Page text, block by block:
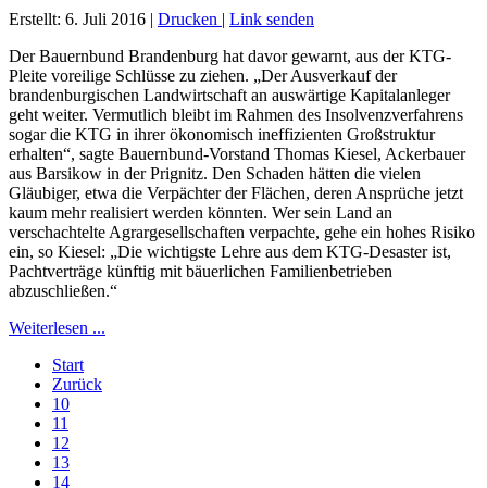
Erstellt: 6. Juli 2016 | Drucken | Link senden
Der Bauernbund Brandenburg hat davor gewarnt, aus der KTG-
Pleite voreilige Schlüsse zu ziehen. „Der Ausverkauf der
brandenburgischen Landwirtschaft an auswärtige Kapitalanleger
geht weiter. Vermutlich bleibt im Rahmen des Insolvenzverfahrens
sogar die KTG in ihrer ökonomisch ineffizienten Großstruktur
erhalten“, sagte Bauernbund-Vorstand Thomas Kiesel, Ackerbauer
aus Barsikow in der Prignitz. Den Schaden hätten die vielen
Gläubiger, etwa die Verpächter der Flächen, deren Ansprüche jetzt
kaum mehr realisiert werden könnten. Wer sein Land an
verschachtelte Agrargesellschaften verpachte, gehe ein hohes Risiko
ein, so Kiesel: „Die wichtigste Lehre aus dem KTG-Desaster ist,
Pachtverträge künftig mit bäuerlichen Familienbetrieben
abzuschließen.“
Weiterlesen ...
Start
Zurück
10
11
12
13
14